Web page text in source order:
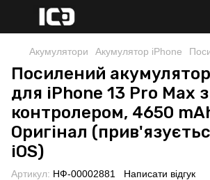
Акумулятори Акумулятор iPhone
Посилений
для iPhone 13 Pro Max з
контролером, 4650
Оригінал
iOS)
Артикул: НФ-00002881 Написати відгук